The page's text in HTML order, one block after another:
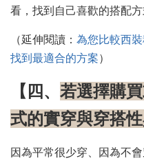
看，找到自己喜歡的搭配方
（延伸閱讀： 為您比較西
找到最適合的方案）
【四、 若選擇購
式的實穿與穿搭
因為平常很少穿、因為不